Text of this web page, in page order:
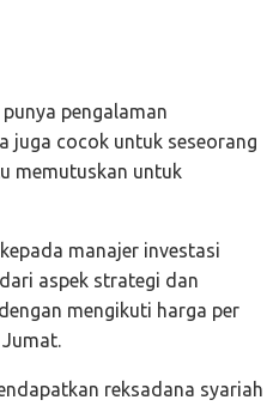
pengalaman
juga cocok untuk seseorang
memutuskan untuk
manajer investasi
aspek strategi dan
mengikuti harga per
reksadana syariah